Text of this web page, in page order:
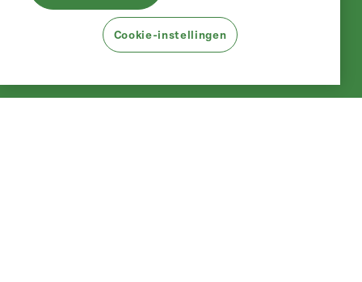
Cookie-instellingen